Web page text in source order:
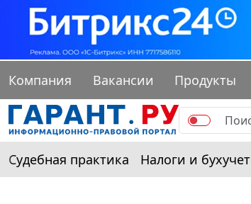
Компания Вакансии Продукты
Судебная практика Налоги и бухучет